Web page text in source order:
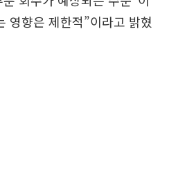
영향은 제한적”이라고 밝혔